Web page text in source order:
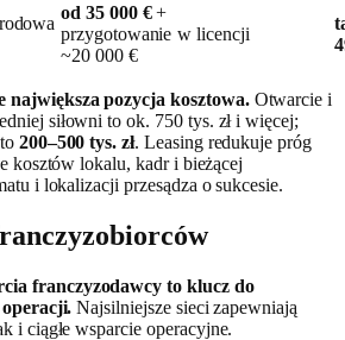
od 35 000 €+
przygotowanie
~20 000 €
w licencji
największa pozycja kosztowa.Otwarcie i
siłowni to ok. 750 tys. zł i więcej;
200–500 tys. zł. Leasing redukuje próg
kosztów lokalu, kadr i bieżącej
i lokalizacji przesądza o sukcesie.
franczyzodawcy to klucz do
Najsilniejsze sieci zapewniają
i ciągłe wsparcie operacyjne.